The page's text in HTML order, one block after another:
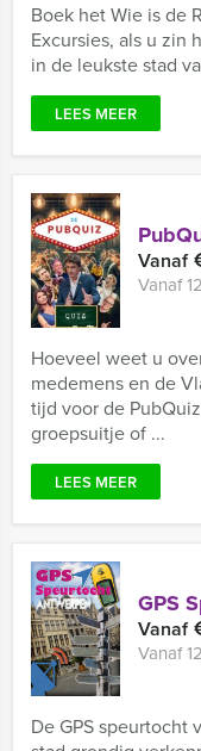
Boek het Wie is de
Excursies, als u zin
in de leukste stad
LEES MEER
Vanaf
Vanaf
Hoeveel weet u
medemens en de
tijd voor de
groepsuitje of ...
LEES MEER
GPS
Vanaf
Vanaf
De GPS speurtocht